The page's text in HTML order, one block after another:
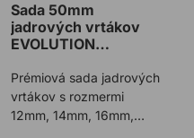
Sada 50mm
jadrových vrtákov
EVOLUTION
Prémiová sada jadrových
vrtákov s rozmermi
12mm, 14mm, 16mm,